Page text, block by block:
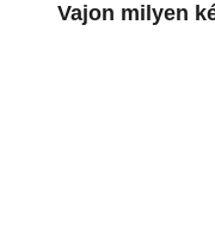
Vajon milyen